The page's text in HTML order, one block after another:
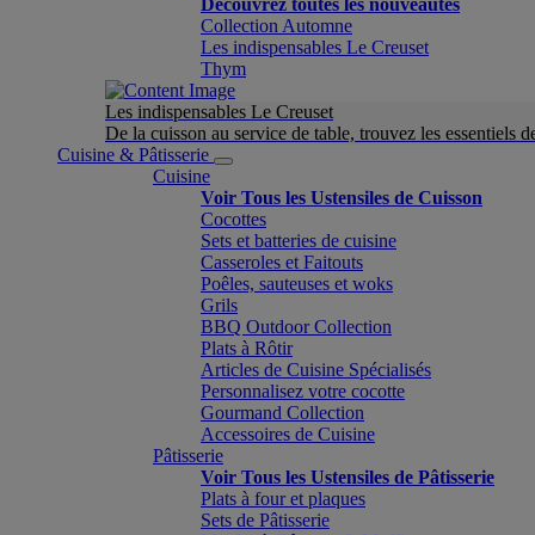
Découvrez toutes les nouveautés
Collection Automne
Les indispensables Le Creuset
Thym
Les indispensables Le Creuset
De la cuisson au service de table, trouvez les essentiels
Cuisine & Pâtisserie
Cuisine
Voir Tous les Ustensiles de Cuisson
Cocottes
Sets et batteries de cuisine
Casseroles et Faitouts
Poêles, sauteuses et woks
Grils
BBQ Outdoor Collection
Plats à Rôtir
Articles de Cuisine Spécialisés
Personnalisez votre cocotte
Gourmand Collection
Accessoires de Cuisine
Pâtisserie
Voir Tous les Ustensiles de Pâtisserie
Plats à four et plaques
Sets de Pâtisserie